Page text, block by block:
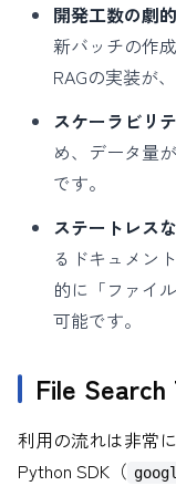
開発工数の劇
新バッチの作
RAGの実装が
スケーラビリ
め、データ量
です。
ステートレス
るドキュメン
的に「ファイ
可能です。
File
利用の流れは非常
Python SDK（